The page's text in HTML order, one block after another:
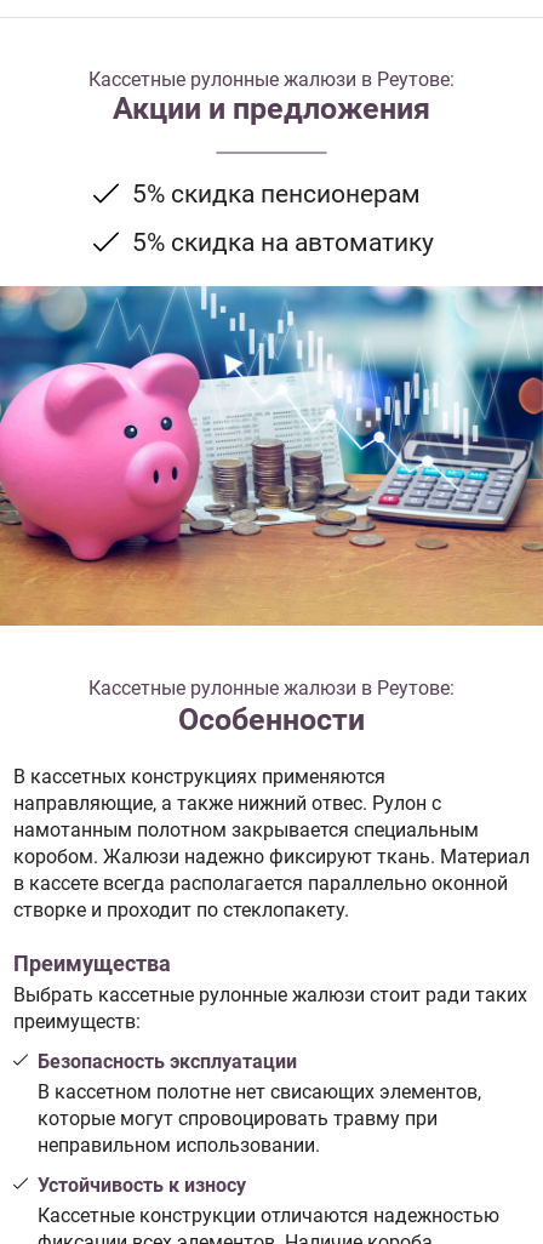
Кассетные рулонные жалюзи в Реутове:
Акции и предложения
5% скидка пенсионерам
5% скидка на автоматику
Кассетные рулонные жалюзи в Реутове:
Особенности
В кассетных конструкциях применяются
направляющие, а также нижний отвес. Рулон с
намотанным полотном закрывается специальным
коробом. Жалюзи надежно фиксируют ткань. Материал
в кассете всегда располагается параллельно оконной
створке и проходит по стеклопакету.
Преимущества
Выбрать кассетные рулонные жалюзи стоит ради таких
преимуществ:
Безопасность эксплуатации
В кассетном полотне нет свисающих элементов,
которые могут спровоцировать травму при
неправильном использовании.
Устойчивость к износу
Кассетные конструкции отличаются надежностью